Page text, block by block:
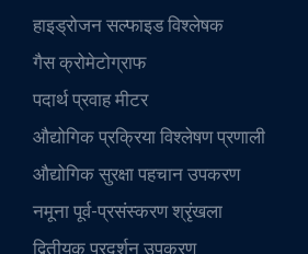
हाइड्रोजन सल्फाइड विश्लेषक
गैस क्रोमेटोग्राफ
पदार्थ प्रवाह मीटर
औद्योगिक प्रक्रिया विश्लेषण प्रणाली
औद्योगिक सुरक्षा पहचान उपकरण
नमूना पूर्व-प्रसंस्करण श्रृंखला
द्वितीयक प्रदर्शन उपकरण